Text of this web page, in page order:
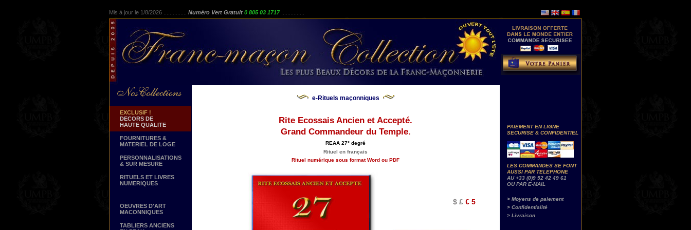
Mis à jour le 1/8/2026 ............... Numéro Vert Gratuit 0 805 03 1717
EXCLUSIF !
DECORS DE
HAUTE QUALITE
FOURNITURES &
MATERIEL DE LOGE
PERSONNALISATIONS
& SUR MESURE
RITUELS ET LIVRES
NUMERIQUES
OEUVRES D'ART
MACONNIQUES
TABLIERS ANCIENS
e-Rituels maçonniques
Rite Ecossais Ancien et Accepté.
Grand Commandeur du Temple.
REAA 27° degré
Rituel en français
Rituel numérique sous format Word ou PDF
$ £ € 5
PAIEMENT EN LIGNE
SECURISE & CONFIDENTIEL
LES COMMANDES SE FONT
AUSSI PAR TELEPHONE
AU +33 (0)9 52 42 49 61
OU PAR E-MAIL
> Moyens de paiement
> Confidentialité
> Livraison